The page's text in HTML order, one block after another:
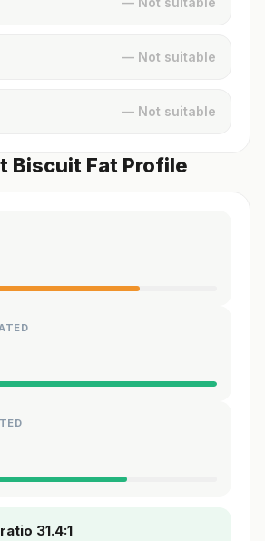
— Not suitable
— Not suitable
Biscuit Fat Profile
31.4:1